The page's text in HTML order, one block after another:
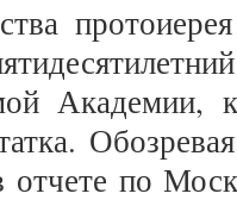
Академии,
отчете по